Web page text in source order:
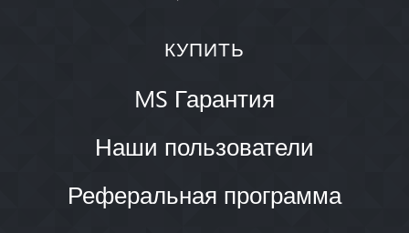
КУПИТЬ
MS Гарантия
Наши пользователи
Реферальная программа